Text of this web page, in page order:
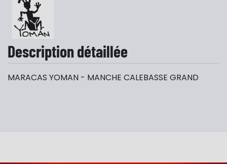
Description détaillée
MARACAS YOMAN - MANCHE CALEBASSE GRAND